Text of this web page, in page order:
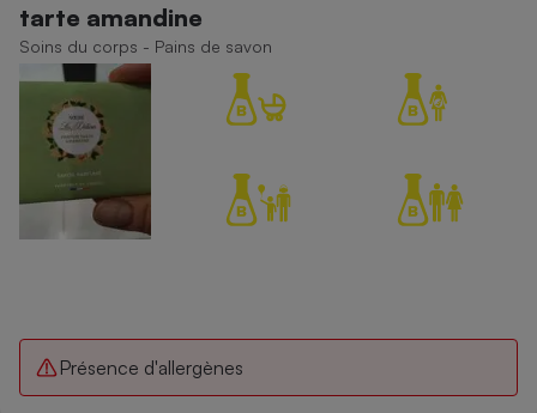
tarte amandine
Soins du corps - Pains de savon
Présence d'allergènes